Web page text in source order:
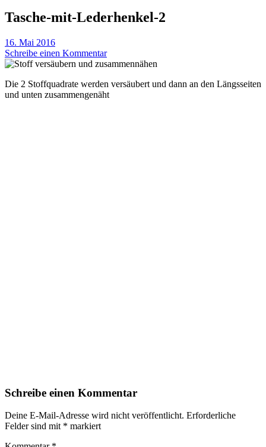
Tasche-mit-Lederhenkel-2
16. Mai 2016
Schreibe einen Kommentar
Die 2 Stoffquadrate werden versäubert und dann an den Längsseiten
und unten zusammengenäht
Schreibe einen Kommentar
Deine E-Mail-Adresse wird nicht veröffentlicht. Erforderliche
Felder sind mit * markiert